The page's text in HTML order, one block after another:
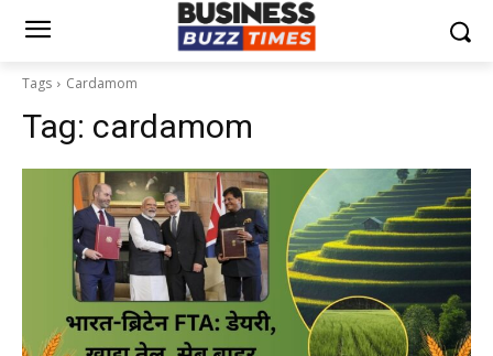
Tags Cardamom
Tag: cardamom